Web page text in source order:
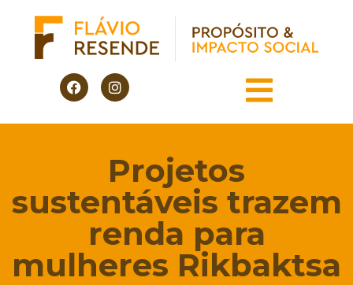
Projetos
sustentáveis trazem
renda para
mulheres Rikbaktsa